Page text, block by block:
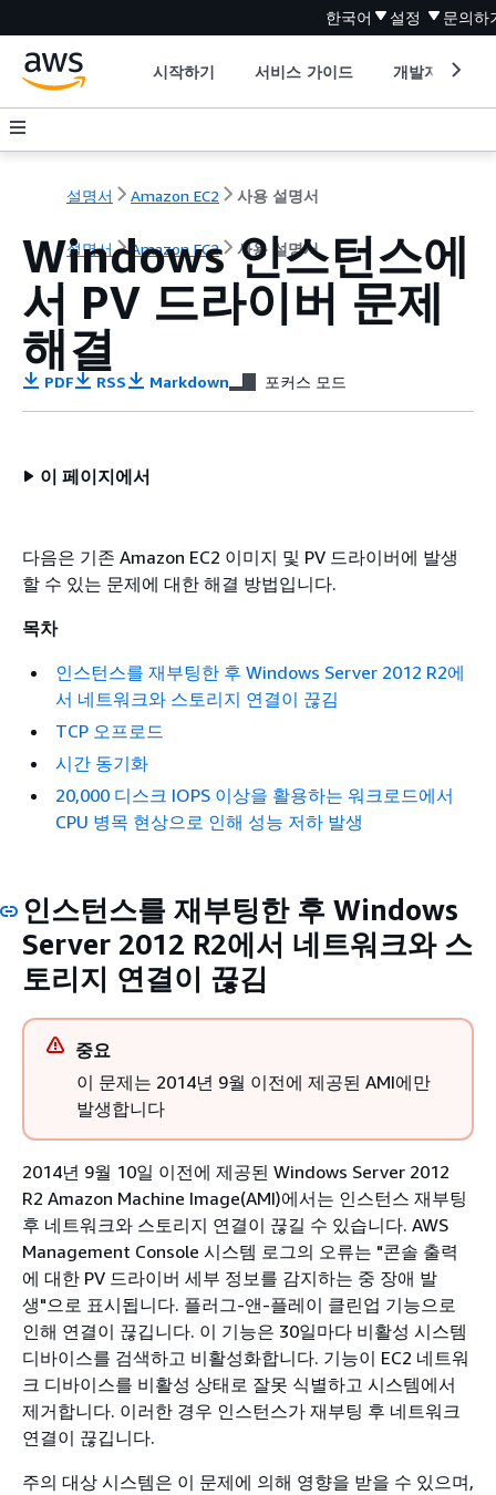
한국어 설정 문의하
시작하기 서비스 가이드 개발자 도구
설명서 Amazon EC2 사용 설명서
설명서 Amazon EC2 사용 설명서
Windows 인스턴스에
서 PV 드라이버 문제
해결
PDF RSS Markdown 포커스 모드
이 페이지에서
다음은 기존 Amazon EC2 이미지 및 PV 드라이버에 발생
할 수 있는 문제에 대한 해결 방법입니다.
목차
인스턴스를 재부팅한 후 Windows Server 2012 R2에
서 네트워크와 스토리지 연결이 끊김
TCP 오프로드
시간 동기화
20,000 디스크 IOPS 이상을 활용하는 워크로드에서
CPU 병목 현상으로 인해 성능 저하 발생
인스턴스를 재부팅한 후 Windows
Server 2012 R2에서 네트워크와 스
토리지 연결이 끊김
중요
이 문제는 2014년 9월 이전에 제공된 AMI에만
발생합니다
2014년 9월 10일 이전에 제공된 Windows Server 2012
R2 Amazon Machine Image(AMI)에서는 인스턴스 재부팅
후 네트워크와 스토리지 연결이 끊길 수 있습니다. AWS
Management Console 시스템 로그의 오류는 "콘솔 출력
에 대한 PV 드라이버 세부 정보를 감지하는 중 장애 발
생"으로 표시됩니다. 플러그-앤-플레이 클린업 기능으로
인해 연결이 끊깁니다. 이 기능은 30일마다 비활성 시스템
디바이스를 검색하고 비활성화합니다. 기능이 EC2 네트워
크 디바이스를 비활성 상태로 잘못 식별하고 시스템에서
제거합니다. 이러한 경우 인스턴스가 재부팅 후 네트워크
연결이 끊깁니다.
주의 대상 시스템은 이 문제에 의해 영향을 받을 수 있으며,